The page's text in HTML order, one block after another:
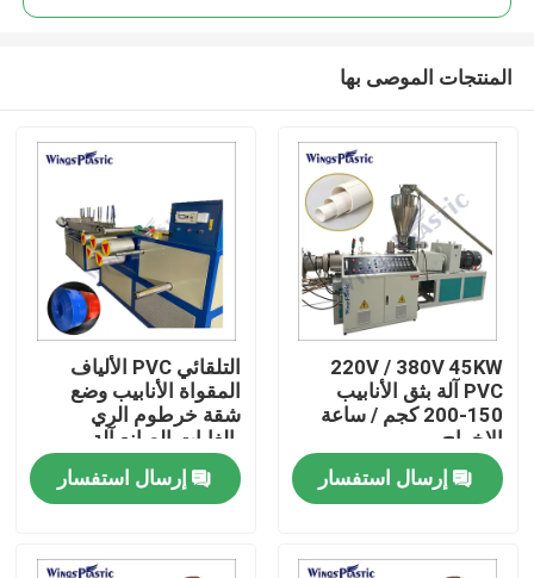
بيت
المنتجات الموصى بها
220V / 380V 45KW
PVC آلة بثق الأنابيب
150-200 كجم / ساعة
الإخراج
إرسال استفسار
التلقائي PVC الألياف
المقواة الأنابيب وضع
شقة خرطوم الري
بالغابات الصانع آلة
إرسال استفسار